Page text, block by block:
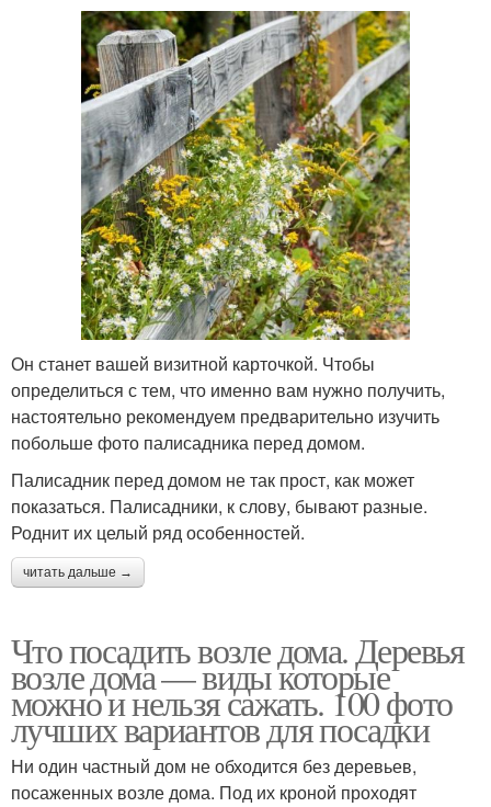
Он станет вашей визитной карточкой. Чтобы
определиться с тем, что именно вам нужно получить,
настоятельно рекомендуем предварительно изучить
побольше фото палисадника перед домом.
Палисадник перед домом не так прост, как может
показаться. Палисадники, к слову, бывают разные.
Роднит их целый ряд особенностей.
читать дальше →
Что посадить возле дома. Деревья
возле дома — виды которые
можно и нельзя сажать. 100 фото
лучших вариантов для посадки
Ни один частный дом не обходится без деревьев,
посаженных возле дома. Под их кроной проходят